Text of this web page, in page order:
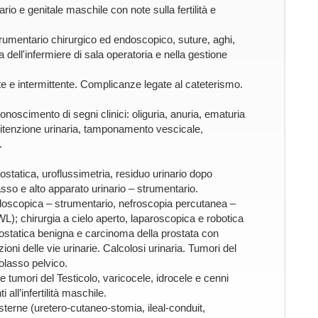
e genitale maschile con note sulla fertilità e
chirurgico ed endoscopico, suture, aghi,
di sala operatoria e nella gestione
e intermittente. Complicanze legate al cateterismo.
di segni clinici: oliguria, anuria, ematuria
urinaria, tamponamento vescicale,
uroflussimetria, residuo urinario dopo
e alto apparato urinario – strumentario.
– strumentario, nefroscopia percutanea –
chirurgia a cielo aperto, laparoscopica e robotica
benigna e carcinoma della prostata con
delle vie urinarie. Calcolosi urinaria. Tumori del
pelvico.
tumori del Testicolo, varicocele, idrocele e cenni
all’infertilità maschile.
(uretero-cutaneo-stomia, ileal-conduit,